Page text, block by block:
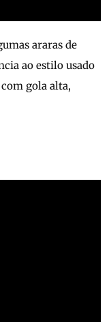
araras de
ao estilo usado
gola alta,